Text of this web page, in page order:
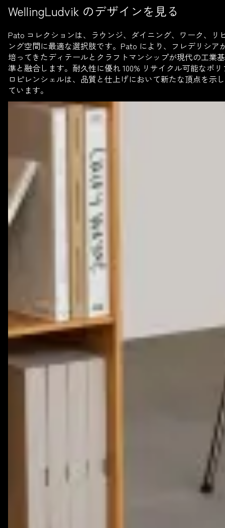
WellingLudvik のデザインを見る
Pato コレクションは、ラウンジ、ダイニング、ワーク、リ
ング空間に最適な選択肢です。Pato により、フレデリシア
培ってきたディテールとクラフトマンシップが現代の工業基
準と融合します。耐久性に優れ 100% リサイクル可能なポリ
ロピレンシェルは、品質と仕上げにおいて新たな頂点を示し
ています。